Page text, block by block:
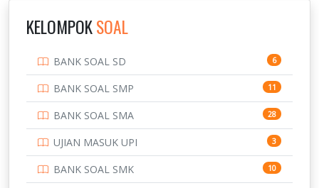
3
169
7
PTDI STTD 4
133
KELOMPOKSOAL
BANK SOAL SD 6
BANK SOAL SMP 11
BANK SOAL SMA 28
UJIAN MASUK UPI 3
BANK SOAL SMK 10